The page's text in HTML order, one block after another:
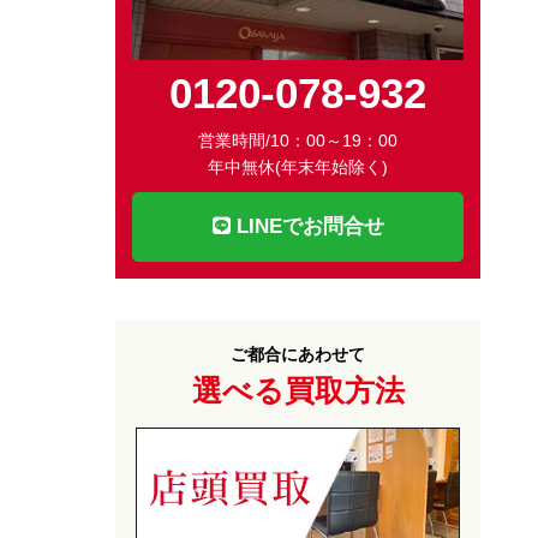
0120-078-932
営業時間/10：00～19：00
年中無休(年末年始除く)
LINEでお問合せ
ご都合にあわせて
選べる買取方法